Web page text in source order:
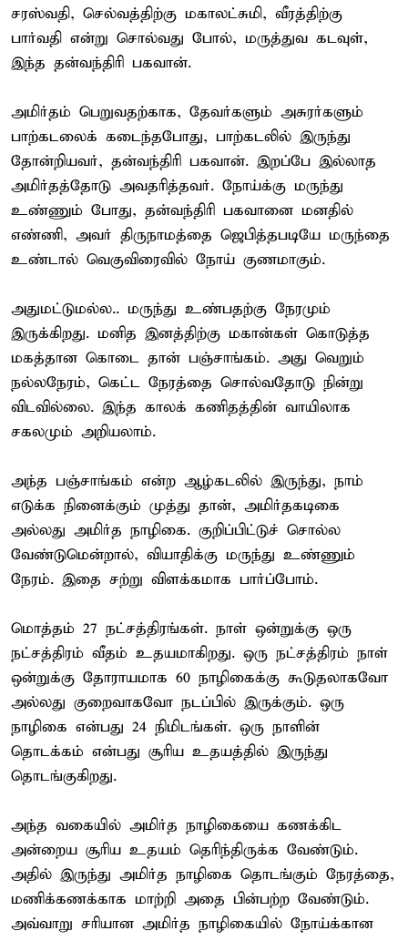
சரஸ்வதி, செல்வத்திற்கு மகாலட்சுமி, வீரத்திற்கு
பார்வதி என்று சொல்வது போல், மருத்துவ கடவுள்,
இந்த தன்வந்திரி பகவான்.
அமிர்தம் பெறுவதற்காக, தேவர்களும் அசுரர்களும்
பாற்கடலைக் கடைந்தபோது, பாற்கடலில் இருந்து
தோன்றியவர், தன்வந்திரி பகவான். இறப்பே இல்லாத
அமிர்தத்தோடு அவதரித்தவர். நோய்க்கு மருந்து
உண்ணும் போது, தன்வந்திரி பகவானை மனதில்
எண்ணி, அவர் திருநாமத்தை ஜெபித்தபடியே மருந்தை
உண்டால் வெகுவிரைவில் நோய் குணமாகும்.
அதுமட்டுமல்ல.. மருந்து உண்பதற்கு நேரமும்
இருக்கிறது. மனித இனத்திற்கு மகான்கள் கொடுத்த
மகத்தான கொடை தான் பஞ்சாங்கம். அது வெறும்
நல்லநேரம், கெட்ட நேரத்தை சொல்வதோடு நின்று
விடவில்லை. இந்த காலக் கணிதத்தின் வாயிலாக
சகலமும் அறியலாம்.
அந்த பஞ்சாங்கம் என்ற ஆழ்கடலில் இருந்து, நாம்
எடுக்க நினைக்கும் முத்து தான், அமிர்தகடிகை
அல்லது அமிர்த நாழிகை. குறிப்பிட்டுச் சொல்ல
வேண்டுமென்றால், வியாதிக்கு மருந்து உண்ணும்
நேரம். இதை சற்று விளக்கமாக பார்ப்போம்.
மொத்தம் 27 நட்சத்திரங்கள். நாள் ஒன்றுக்கு ஒரு
நட்சத்திரம் வீதம் உதயமாகிறது. ஒரு நட்சத்திரம் நாள்
ஒன்றுக்கு தோராயமாக 60 நாழிகைக்கு கூடுதலாகவோ
அல்லது குறைவாகவோ நடப்பில் இருக்கும். ஒரு
நாழிகை என்பது 24 நிமிடங்கள். ஒரு நாளின்
தொடக்கம் என்பது சூரிய உதயத்தில் இருந்து
தொடங்குகிறது.
அந்த வகையில் அமிர்த நாழிகையை கணக்கிட
அன்றைய சூரிய உதயம் தெரிந்திருக்க வேண்டும்.
அதில் இருந்து அமிர்த நாழிகை தொடங்கும் நேரத்தை,
மணிக்கணக்காக மாற்றி அதை பின்பற்ற வேண்டும்.
அவ்வாறு சரியான அமிர்த நாழிகையில் நோய்க்கான